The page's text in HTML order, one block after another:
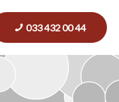
033 432 00 44